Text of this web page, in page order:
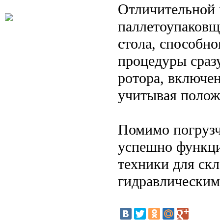
Отличительной
стола,
процедуры
ротора,
учитывая
Помимо
успешно
техники для